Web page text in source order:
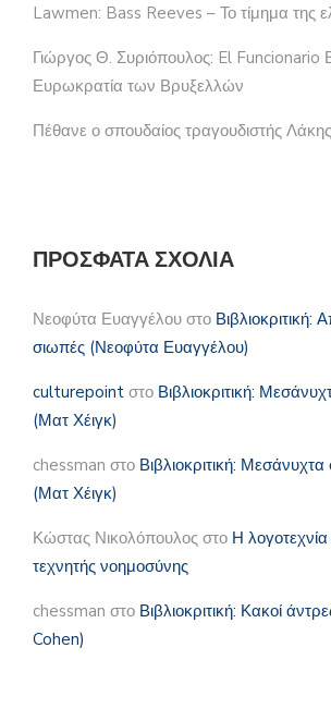
Lawmen: Bass Reeves – Το τίμημα της
Γιώργος Θ. Συριόπουλος: El Funcionario
Ευρωκρατία των Βρυξελλών
Πέθανε ο σπουδαίος τραγουδιστής
ΠΡΌΣΦΑΤΑ ΣΧΌΛΙΑ
Νεοφύτα Ευαγγέλου στο
σιωπές (Νεοφύτα Ευαγγέλου)
culturepoint στο Βιβλιοκριτική:
(Ματ Χέιγκ)
chessman στο Βιβλιοκριτική: Μεσάνυχτα
(Ματ Χέιγκ)
Κώστας Νικολόπουλος στο Η
τεχνητής νοημοσύνης
chessman στο Βιβλιοκριτική: Κακοί
Cohen)